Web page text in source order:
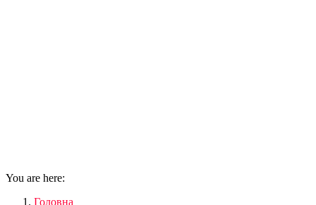
You are here:
Головна